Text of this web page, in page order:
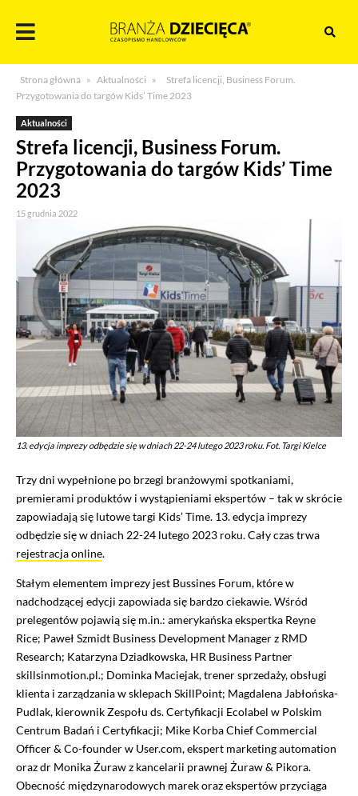
treści
Branża
dziecięca
Strona główna » Aktualności »
Strefa licencji, Business Forum.
Przygotowania do targów Kids’ Time 2023
Aktualności
Strefa licencji, Business Forum.
Przygotowania do targów Kids’ Time
2023
15 grudnia 2022
13. edycja imprezy odbędzie się w dniach 22-24 lutego 2023 roku. Fot. Targi Kielce
Trzy dni wypełnione po brzegi branżowymi spotkaniami,
premierami produktów i wystąpieniami ekspertów – tak w skrócie
zapowiadają się lutowe targi Kids’ Time. 13. edycja imprezy
odbędzie się w dniach 22-24 lutego 2023 roku. Cały czas trwa
rejestracja online.
Stałym elementem imprezy jest Bussines Forum, które w
nadchodzącej edycji zapowiada się bardzo ciekawie. Wśród
prelegentów pojawią się m.in.: amerykańska ekspertka Reyne
Rice; Paweł Szmidt Business Development Manager z RMD
Research; Katarzyna Dziadkowska, HR Business Partner
skillsinmotion.pl.; Dominka Maciejak, trener sprzedaży, obsługi
klienta i zarządzania w sklepach SkillPoint; Magdalena Jabłońska-
Pudlak, kierownik Zespołu ds. Certyfikacji Ecolabel w Polskim
Centrum Badań i Certyfikacji; Mike Korba Chief Commercial
Officer & Co-founder w User.com, ekspert marketing automation
oraz dr Monika Żuraw z kancelarii prawnej Żuraw & Pikora.
Obecność międzynarodowych marek oraz ekspertów przyciąga